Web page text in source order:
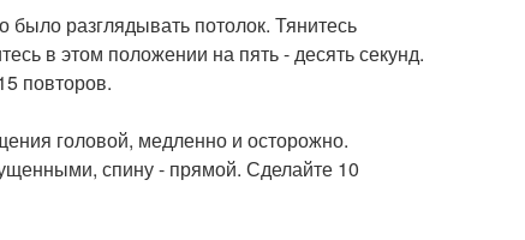
было разглядывать потолок. Тянитесь
в этом положении на пять - десять секунд.
повторов.
головой, медленно и осторожно.
спину - прямой. Сделайте 10